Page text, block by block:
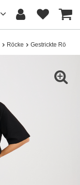
Röcke Gestrickte Röcke